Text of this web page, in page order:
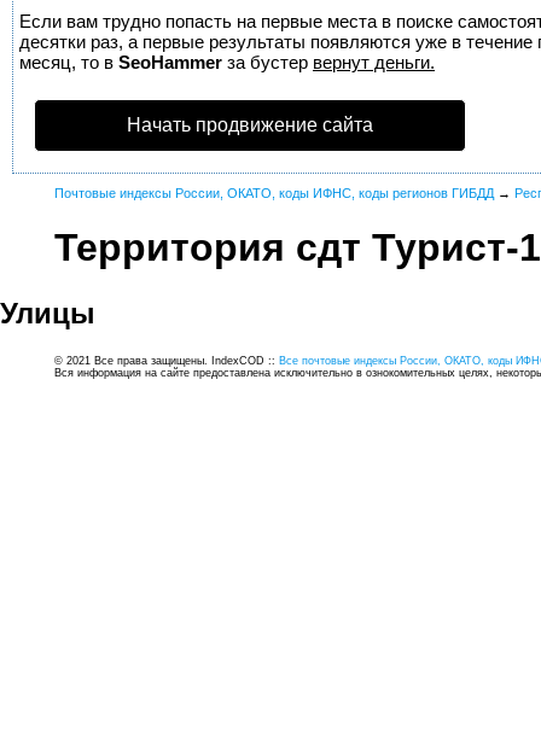
Если вам трудно попасть на первые места в поиске
десятки раз, а первые результаты появляются уже в
месяц, то в SeoHammer за бустер вернут деньги.
Начать продвижение сайта
Почтовые индексы России, ОКАТО, коды ИФНС, коды регионов ГИБДД →
Территория сдт Турист-1
Улицы
© 2021 Все права защищены. IndexCOD :: Все почтовые индексы России, ОКАТО, коды
Вся информация на сайте предоставлена исключительно в ознокомительных целях,